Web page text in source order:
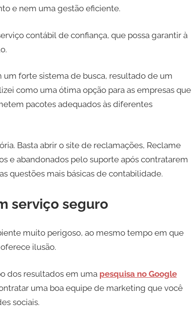
e nem uma gestão eficiente.
contábil de confiança, que possa garantir à
um forte sistema de busca, resultado de um
como uma ótima opção para as empresas que
pacotes adequados às diferentes
Basta abrir o site de reclamações, Reclame
e abandonados pelo suporte após contratarem
questões mais básicas de contabilidade.
serviço seguro
muito perigoso, ao mesmo tempo em que
ilusão.
dos resultados em uma pesquisa no Google
uma boa equipe de marketing que você
sociais.